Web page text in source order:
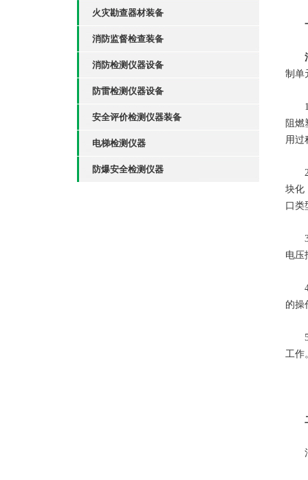
火灾勘查器材装备
消防监督检查装备
消防检测仪器设备
防雷检测仪器设备
安全评价检测仪器装备
电梯检测仪器
防爆安全检测仪器
制单
1、
阻燃
用过
2、
块化
口类
3、
电压
4、
的操
5、
工作
消